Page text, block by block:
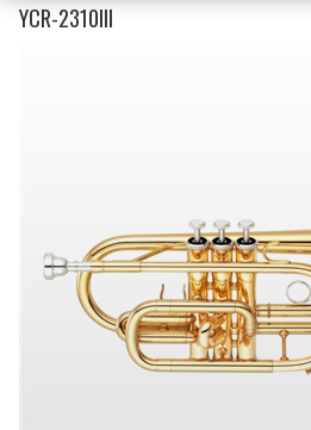
YCR-2310III